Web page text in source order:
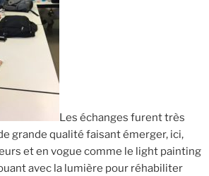
Les échanges furent très
grande qualité faisant émerger, ici,
et en vogue comme le light painting
avec la lumière pour réhabiliter